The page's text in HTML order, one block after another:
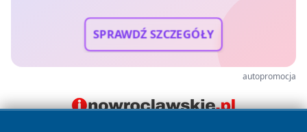
SPRAWDŹ SZCZEGÓŁY
autopromocja